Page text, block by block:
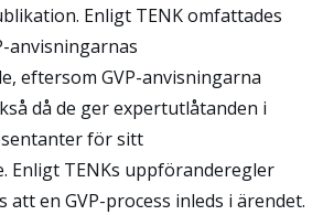
Enligt TENK omfattades
anvisningarnas
eftersom GVP-anvisningarna
då de ger expertutlåtanden i
för sitt
Enligt TENKs uppföranderegler
att en GVP-process inleds i ärendet.